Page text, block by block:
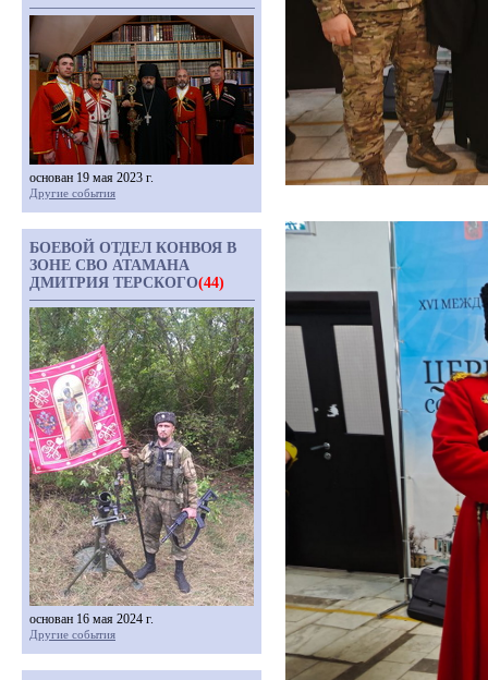
основан 19 мая 2023 г.
Другие события
БОЕВОЙ ОТДЕЛ КОНВОЯ В
ЗОНЕ СВО АТАМАНА
ДМИТРИЯ ТЕРСКОГО(44)
основан 16 мая 2024 г.
Другие события